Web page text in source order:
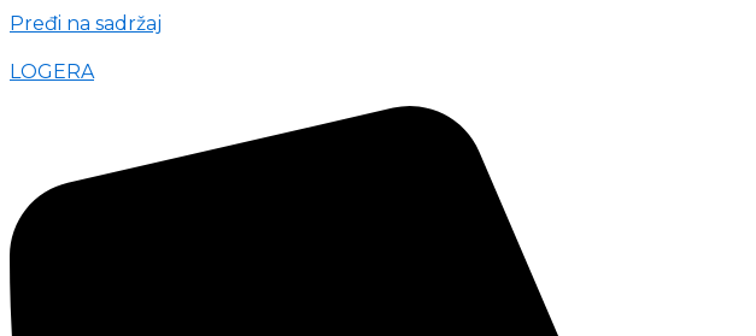
Pređi na sadržaj
LOGERA